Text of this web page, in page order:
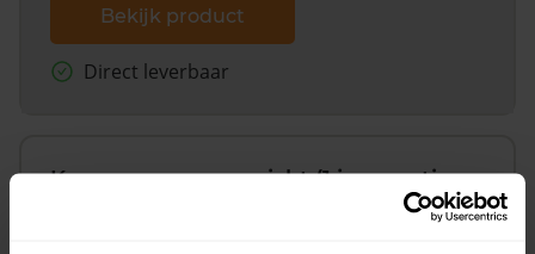
Bekijk product
Direct leverbaar
Koopsommenoverzicht (1 jaar gratis